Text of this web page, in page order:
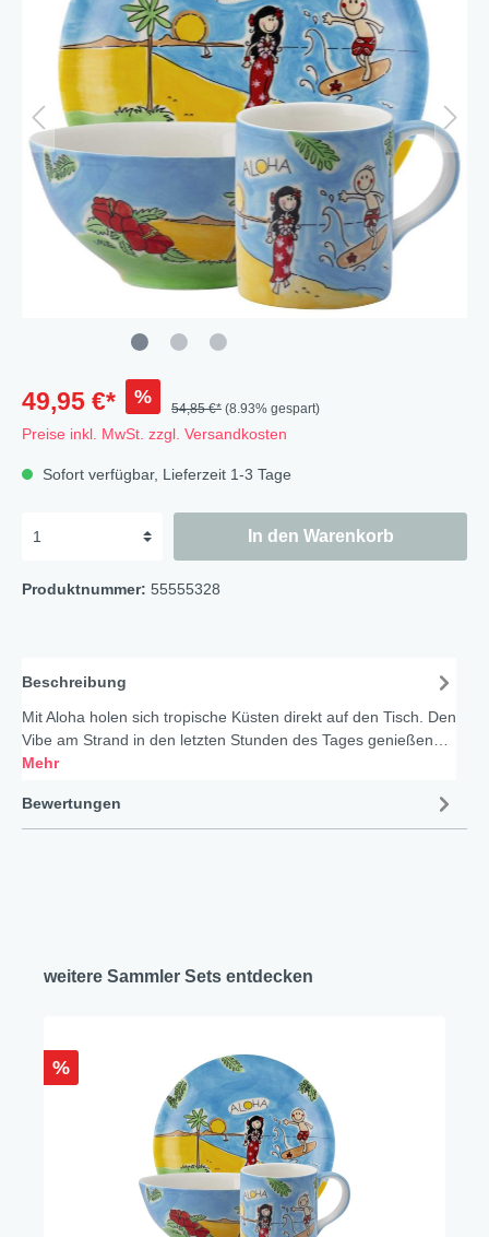
49,95 €* %
54,85 €* (8.93% gespart)
Preise inkl. MwSt. zzgl. Versandkosten
Sofort verfügbar, Lieferzeit 1-3 Tage
In den Warenkorb
Produktnummer: 55555328
Beschreibung
Mit Aloha holen sich tropische Küsten direkt auf den Tisch. Den
Vibe am Strand in den letzten Stunden des Tages genießen…
Mehr
Bewertungen
weitere Sammler Sets entdecken
%